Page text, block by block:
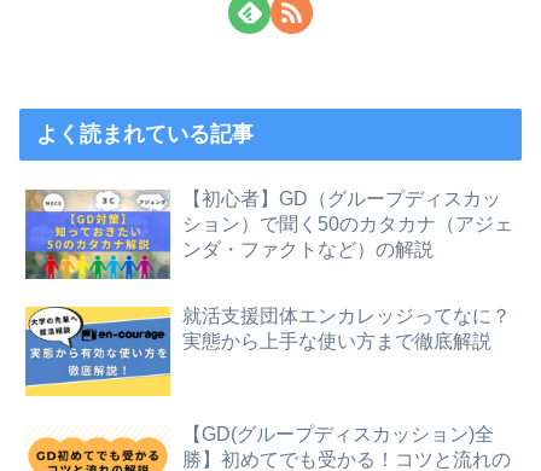
よく読まれている記事
【初心者】GD（グループディスカッ
ション）で聞く50のカタカナ（アジェ
ンダ・ファクトなど）の解説
就活支援団体エンカレッジってなに？
実態から上手な使い方まで徹底解説
【GD(グループディスカッション)全
勝】初めてでも受かる！コツと流れの